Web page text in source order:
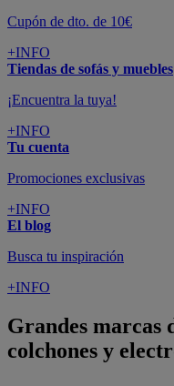
Cupón de dto. de 10€
+INFO
Tiendas de sofás y muebles
¡Encuentra la tuya!
+INFO
Tu cuenta
Promociones exclusivas
+INFO
El blog
Busca tu inspiración
+INFO
Grandes marcas
colchones y